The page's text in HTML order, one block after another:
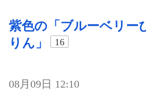
紫色の「ブルーベリー
りん」
16
08月09日 12:10